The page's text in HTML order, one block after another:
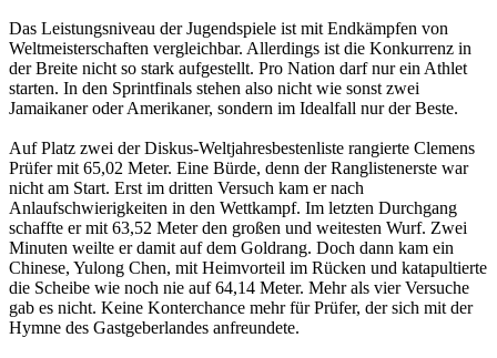
Das Leistungsniveau der Jugendspiele ist mit Endkämpfen von
Weltmeisterschaften vergleichbar. Allerdings ist die Konkurrenz in
der Breite nicht so stark aufgestellt. Pro Nation darf nur ein Athlet
starten. In den Sprintfinals stehen also nicht wie sonst zwei
Jamaikaner oder Amerikaner, sondern im Idealfall nur der Beste.
Auf Platz zwei der Diskus-Weltjahresbestenliste rangierte Clemens
Prüfer mit 65,02 Meter. Eine Bürde, denn der Ranglistenerste war
nicht am Start. Erst im dritten Versuch kam er nach
Anlaufschwierigkeiten in den Wettkampf. Im letzten Durchgang
schaffte er mit 63,52 Meter den großen und weitesten Wurf. Zwei
Minuten weilte er damit auf dem Goldrang. Doch dann kam ein
Chinese, Yulong Chen, mit Heimvorteil im Rücken und katapultierte
die Scheibe wie noch nie auf 64,14 Meter. Mehr als vier Versuche
gab es nicht. Keine Konterchance mehr für Prüfer, der sich mit der
Hymne des Gastgeberlandes anfreundete.